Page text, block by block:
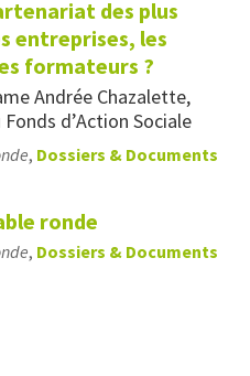
des plus
entreprises, les
formateurs ?
Andrée Chazalette,
d’Action Sociale
, Dossiers & Documents
ronde
, Dossiers & Documents